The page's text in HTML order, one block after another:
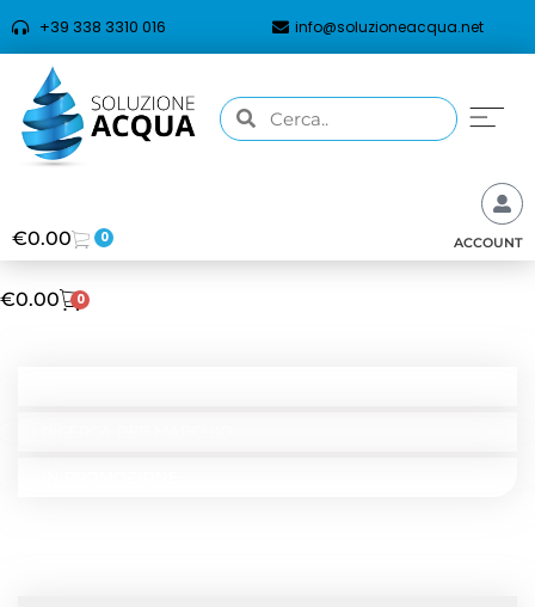
+39 338 3310 016 info@soluzioneacqua.net
€0.00 0 ACCOUNT
€0.00 0